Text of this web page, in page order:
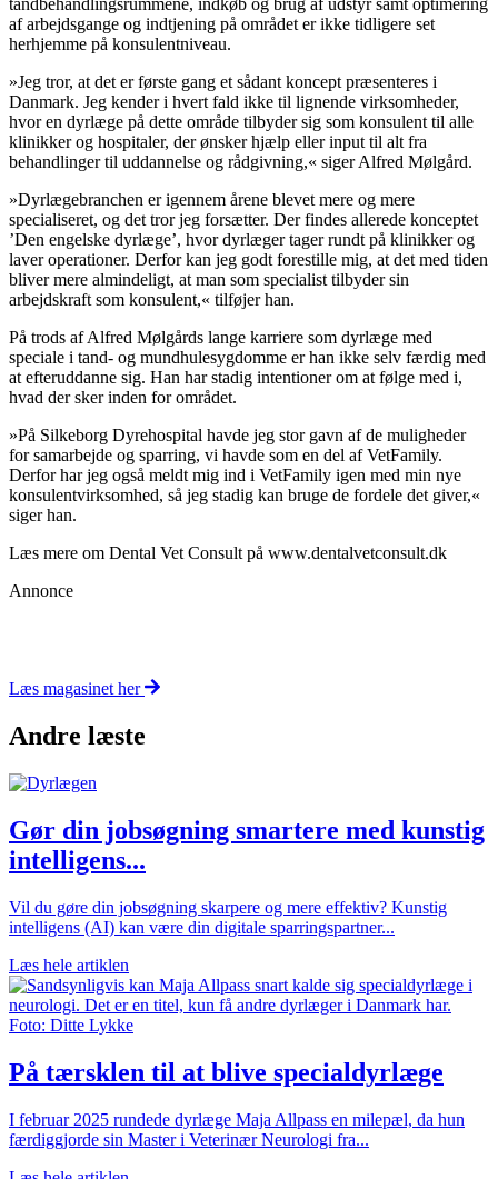
tandbehandlingsrummene, indkøb og brug af udstyr samt optimering
af arbejdsgange og indtjening på området er ikke tidligere set
herhjemme på konsulentniveau.
»Jeg tror, at det er første gang et sådant koncept præsenteres i
Danmark. Jeg kender i hvert fald ikke til lignende virksomheder,
hvor en dyrlæge på dette område tilbyder sig som konsulent til alle
klinikker og hospitaler, der ønsker hjælp eller input til alt fra
behandlinger til uddannelse og rådgivning,« siger Alfred Mølgård.
»Dyrlægebranchen er igennem årene blevet mere og mere
specialiseret, og det tror jeg forsætter. Der findes allerede konceptet
’Den engelske dyrlæge’, hvor dyrlæger tager rundt på klinikker og
laver operationer. Derfor kan jeg godt forestille mig, at det med tiden
bliver mere almindeligt, at man som specialist tilbyder sin
arbejdskraft som konsulent,« tilføjer han.
På trods af Alfred Mølgårds lange karriere som dyrlæge med
speciale i tand- og mundhulesygdomme er han ikke selv færdig med
at efteruddanne sig. Han har stadig intentioner om at følge med i,
hvad der sker inden for området.
»På Silkeborg Dyrehospital havde jeg stor gavn af de muligheder
for samarbejde og sparring, vi havde som en del af VetFamily.
Derfor har jeg også meldt mig ind i VetFamily igen med min nye
konsulentvirksomhed, så jeg stadig kan bruge de fordele det giver,«
siger han.
Læs mere om Dental Vet Consult på www.dentalvetconsult.dk
Annonce
Læs magasinet her
Andre læste
Gør din jobsøgning smartere med kunstig
intelligens...
Vil du gøre din jobsøgning skarpere og mere effektiv? Kunstig
intelligens (AI) kan være din digitale sparringspartner...
Læs hele artiklen
På tærsklen til at blive specialdyrlæge
I februar 2025 rundede dyrlæge Maja Allpass en milepæl, da hun
færdiggjorde sin Master i Veterinær Neurologi fra...